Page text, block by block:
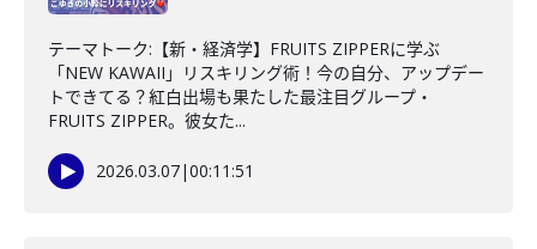
テーマトーク:【新・経済学】FRUITS ZIPPERに学ぶ
「NEW KAWAII」リスキリング術！今の自分、アップデー
トできてる？紅白出場も果たした最注目グループ・
FRUITS ZIPPER。彼女た...
2026.03.07|00:11:51